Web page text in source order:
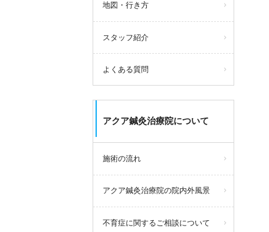
地図・行き方
スタッフ紹介
よくある質問
アクア鍼灸治療院について
施術の流れ
アクア鍼灸治療院の院内外風景
不育症に関するご相談について